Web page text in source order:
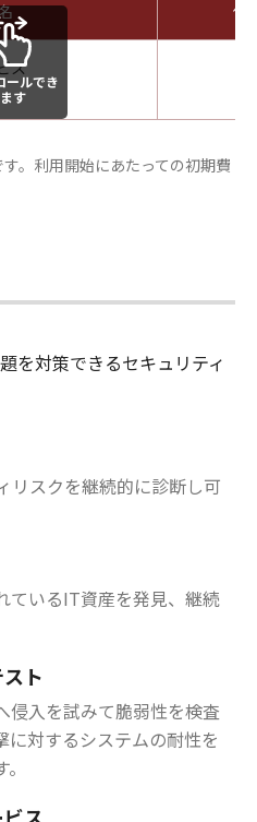
価
ス
ールでき
ます
。利用開始にあたっての初期費
を対策できるセキュリティ
リスクを継続的に診断し可
ているIT資産を発見、継続
ト
侵入を試みて脆弱性を検査
に対するシステムの耐性を
ス